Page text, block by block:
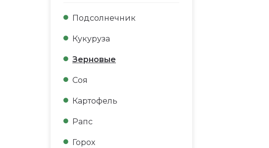
Подсолнечник
Кукуруза
Зерновые
Соя
Картофель
Рапс
Горох